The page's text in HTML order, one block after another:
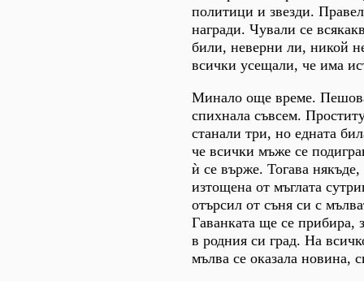
политици и звезди.
награди. Чували се
били, неверни ли, никой
всички усещали, че има
Минало още време.
спихнала съвсем.
станали три, но едната
че всички мъже се
ѝ се върже. Тогава
изтощена от мъглата
отърсил от съня си с
Гаванката ще се прибира,
в родния си град. На
мълва се оказала новина,